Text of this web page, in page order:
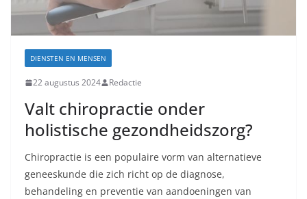
DIENSTEN EN MENSEN
22 augustus 2024 Redactie
Valt chiropractie onder
holistische gezondheidszorg?
Chiropractie is een populaire vorm van alternatieve
geneeskunde die zich richt op de diagnose,
behandeling en preventie van aandoeningen van